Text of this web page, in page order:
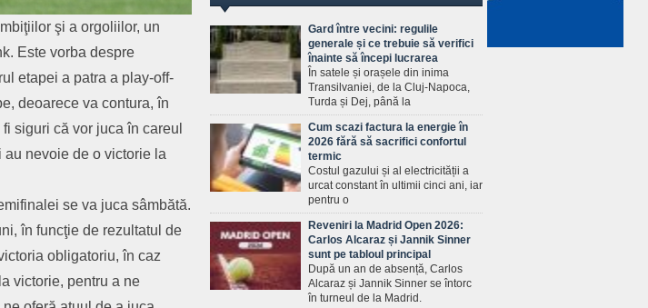
şi a orgoliilor, un
Este vorba despre
etapei a patra a play-off-
deoarece va contura, în
siguri că vor juca în careul
au nevoie de o victorie la
se va juca sâmbătă.
în funcţie de rezultatul de
obligatoriu, în caz
victorie, pentru a ne
Gard între vecini: regulile
generale și ce trebuie să verifici
înainte să începi lucrarea
În satele și orașele din inima
Transilvaniei, de la Cluj-Napoca,
Turda și Dej, până la
Cum scazi factura la energie în
2026 fără să sacrifici confortul
termic
Costul gazului și al electricității a
urcat constant în ultimii cinci ani, iar
pentru o
Reveniri la Madrid Open 2026:
Carlos Alcaraz și Jannik Sinner
sunt pe tabloul principal
După un an de absență, Carlos
Alcaraz și Jannik Sinner se întorc
în turneul de la Madrid.